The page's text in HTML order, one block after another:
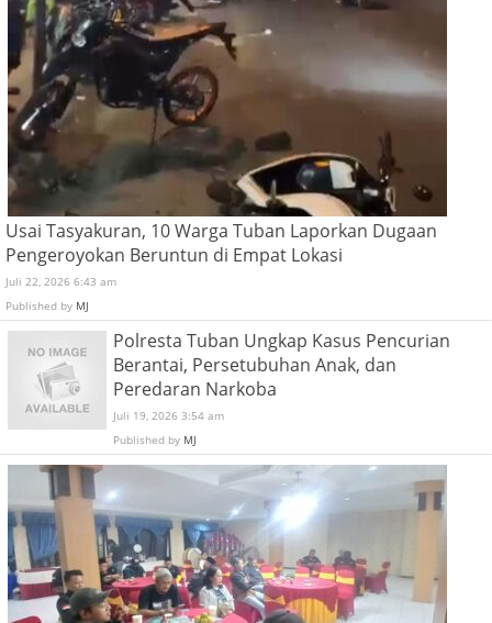
Usai Tasyakuran, 10 Warga Tuban Laporkan Dugaan
Pengeroyokan Beruntun di Empat Lokasi
Juli 22, 2026 6:43 am
Published by MJ
Polresta Tuban Ungkap Kasus Pencurian
Berantai, Persetubuhan Anak, dan
Peredaran Narkoba
Juli 19, 2026 3:54 am
Published by MJ